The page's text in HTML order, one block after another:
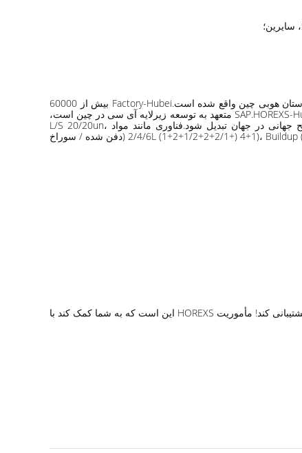
HOREXS-Hubei متعلق به گروه HOREXS است، یکی از تولید کنندگان پیشرو و سریع الرشد زیرلایه آی سی چینی است. که در شهر Huangshi استان هوبی چین واقع شده است.Factory-Hubei بیش از 60000
متر مربع مساحت دارد که بیش از 300 میلیون دلار سرمایه گذاری کرده است.ظرفیت بستر IC 600000 متر مربع در سال، فرآیند چادر زدن و SAP.HOREXS-Hubei متعهد به توسعه زیرلایه آی سی در چین است،
تلاش می کند تا به یکی از سه تولید کننده برتر بستر آی سی در چین تبدیل شود و در تلاش است تا به یک تولید کننده برد آی سی در سطح جهانی در جهان تبدیل شود.فناوری مانند مواد L/S 20/20un،
10/10um.BT+ABF.پشتیبانی: اتصال سیم بستر اتصال سیم (BGA) بستر تعبیه شده ( بستر حافظه y IC) MEMS/CMOS، ماژول (RF، بی‌سیم، بلوتوث) 2/4/6L (1+2+1/2+2+2/1+) 4+1)، Buildup (دفن شده / سوراخ
در نهایت، اگر مشتریان بسیار بزرگی هستید، لطفاً جزئیات تقاضای خود را نیز باخبر کنید، هورکس نیز می‌تواند در صورت نیاز از پشتیبانی فنی شما پشتیبانی کند! مأموریت HOREXS این است که به شما کمک کند با